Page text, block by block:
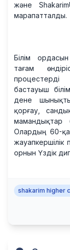
және
марапатталды.
Білім
тағам
бастауыш
дене
қорғау,
Олардың 60-
жауапкершілік
орнын Үздік
shakarim higher